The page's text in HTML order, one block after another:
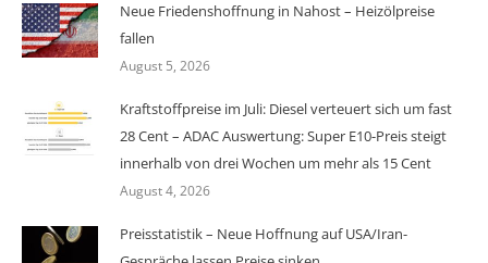
Neue Friedenshoffnung in Nahost – Heizölpreise
fallen
August 5, 2026
Kraftstoffpreise im Juli: Diesel verteuert sich um fast
28 Cent – ADAC Auswertung: Super E10-Preis steigt
innerhalb von drei Wochen um mehr als 15 Cent
August 4, 2026
Preisstatistik – Neue Hoffnung auf USA/Iran-